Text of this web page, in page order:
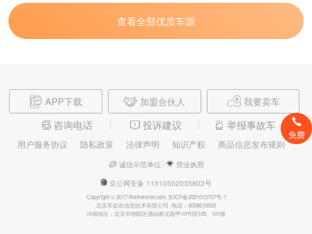
查看全部优质车源
APP下载 加盟合伙人 我要卖车
咨询电话 投诉建议 举报事故车
用户服务协议 隐私政策 法律声明 知识产权 商品信息发布规则
诚信示范单位
营业执照
京公网安备 11010502035802号
Copyright © 2017 Renrenche.com 京ICP备2021013707号-1
北京车欢欢信息技术有限公司 电话：4008610500
详细地址：北京市朝阳区酒仙桥北路甲10号院105、101楼
免费